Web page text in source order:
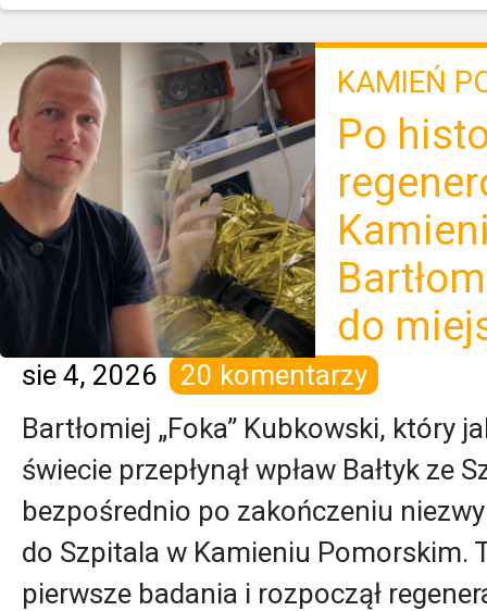
KAMIEŃ
Po
do
sie 4, 2026
20 komentarzy
Bartłomiej „Foka” Kubkowski, który
świecie przepłynął wpław Bałtyk ze
bezpośrednio po zakończeniu
do Szpitala w Kamieniu Pomorskim.
pierwsze badania i rozpoczął